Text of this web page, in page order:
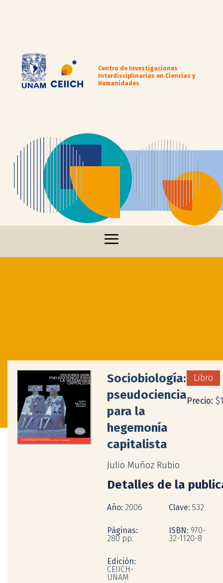
Centro de Investigaciones
Interdisciplinarias en Ciencias y
Humanidades
Sociobiología:
pseudociencia
para la
hegemonía
capitalista
Julio Muñoz Rubio
Libro
Precio:
Detalles de la
Año: 2006
Páginas:
280 pp.
Edición:
CEIICH-
UNAM
Clave: 532
ISBN: 970-
32-1120-8